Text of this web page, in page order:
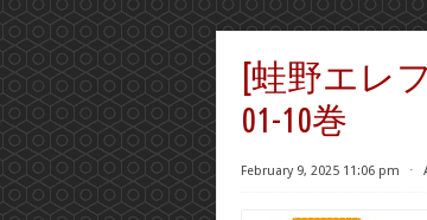
[蛙野エレ
01-10巻
February 9, 2025 11:06 pm ⋅